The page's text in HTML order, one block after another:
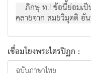
ภิกษุ ท.! ข้อนี้ย่อมเ
คลายจาก สมยวิมุตติ อั
เชื่อมโยงพระไตรปิฏก :